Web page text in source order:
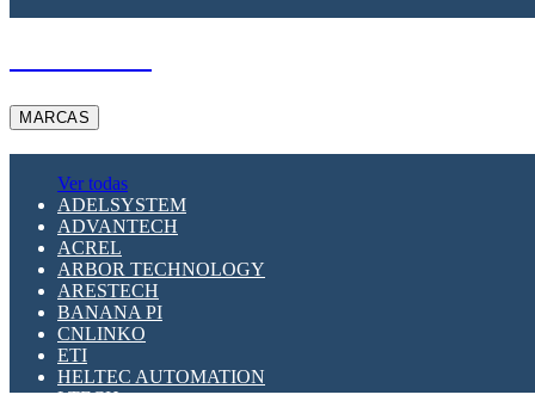
MARCAS
Ver todas
ADELSYSTEM
ADVANTECH
ACREL
ARBOR TECHNOLOGY
ARESTECH
BANANA PI
CNLINKO
ETI
HELTEC AUTOMATION
LTECH